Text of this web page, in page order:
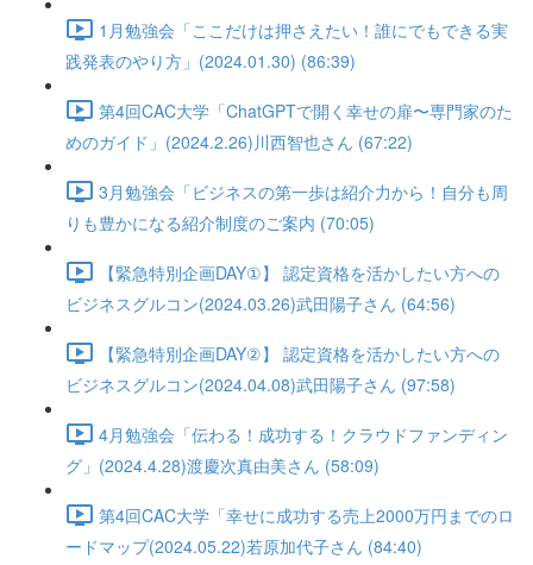
1月勉強会「ここだけは押さえたい！誰にでもできる実
践発表のやり方」(2024.01.30) (86:39)
第4回CAC大学「ChatGPTで開く幸せの扉〜専門家のた
めのガイド」(2024.2.26)川西智也さん (67:22)
3月勉強会「ビジネスの第一歩は紹介力から！自分も周
りも豊かになる紹介制度のご案内 (70:05)
【緊急特別企画DAY①】 認定資格を活かしたい方への
ビジネスグルコン(2024.03.26)武田陽子さん (64:56)
【緊急特別企画DAY②】 認定資格を活かしたい方への
ビジネスグルコン(2024.04.08)武田陽子さん (97:58)
4月勉強会「伝わる！成功する！クラウドファンディン
グ」(2024.4.28)渡慶次真由美さん (58:09)
第4回CAC大学「幸せに成功する売上2000万円までのロ
ードマップ(2024.05.22)若原加代子さん (84:40)